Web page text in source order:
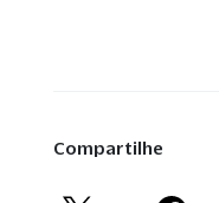
Compartilhe